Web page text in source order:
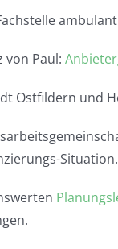
von Paul:
Ostfildern und
Situation.